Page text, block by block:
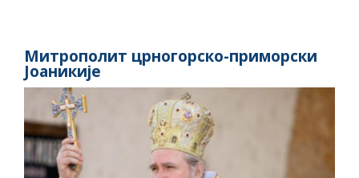
Митрополит црногорско-приморски
Јоаникије